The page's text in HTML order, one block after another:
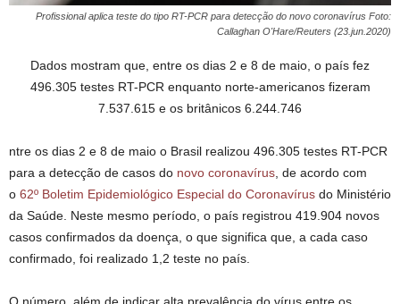
Profissional aplica teste do tipo RT-PCR para detecção do novo coronavírus Foto:
Callaghan O'Hare/Reuters (23.jun.2020)
Dados mostram que, entre os dias 2 e 8 de maio, o país fez
496.305 testes RT-PCR enquanto norte-americanos fizeram
7.537.615 e os britânicos 6.244.746
ntre os dias 2 e 8 de maio o Brasil realizou 496.305 testes RT-PCR
para a detecção de casos do novo coronavírus , de acordo com
o 62º Boletim Epidemiológico Especial do Coronavírus do Ministério
da Saúde. Neste mesmo período, o país registrou 419.904 novos
casos confirmados da doença, o que significa que, a cada caso
confirmado, foi realizado 1,2 teste no país.
O número, além de indicar alta prevalência do vírus entre os